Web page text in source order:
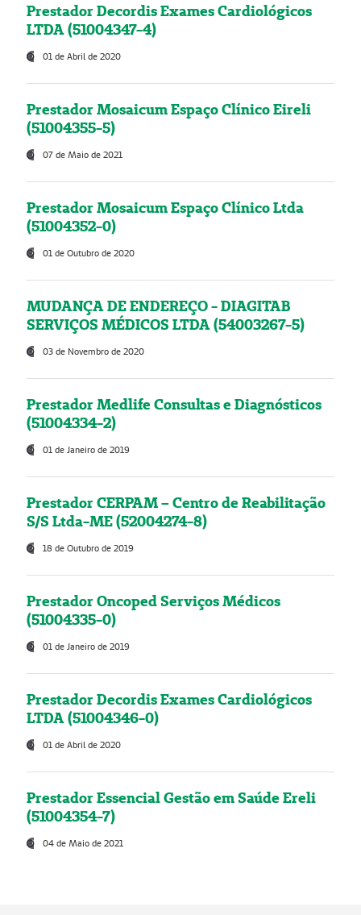
Prestador Decordis Exames Cardiológicos
LTDA (51004347-4)
01 de Abril de 2020
Prestador Mosaicum Espaço Clínico Eireli
(51004355-5)
07 de Maio de 2021
Prestador Mosaicum Espaço Clínico Ltda
(51004352-0)
01 de Outubro de 2020
MUDANÇA DE ENDEREÇO - DIAGITAB
SERVIÇOS MÉDICOS LTDA (54003267-5)
03 de Novembro de 2020
Prestador Medlife Consultas e Diagnósticos
(51004334-2)
01 de Janeiro de 2019
Prestador CERPAM – Centro de Reabilitação
S/S Ltda-ME (52004274-8)
18 de Outubro de 2019
Prestador Oncoped Serviços Médicos
(51004335-0)
01 de Janeiro de 2019
Prestador Decordis Exames Cardiológicos
LTDA (51004346-0)
01 de Abril de 2020
Prestador Essencial Gestão em Saúde Ereli
(51004354-7)
04 de Maio de 2021